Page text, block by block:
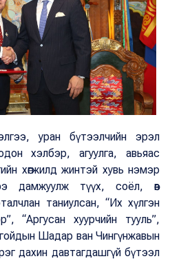
уран бүтээлчийн эрэл
хэлбэр, агуулга, авьяас
хөгжилд жинтэй хувь нэмэр
дамжуулж түүх, соёл, өв
таниулсан, “Их хүлгэн
“Аргусан хуурчийн тууль”,
Шадар ван Чингүнжавын
дахин давтагдашгүй бүтээл